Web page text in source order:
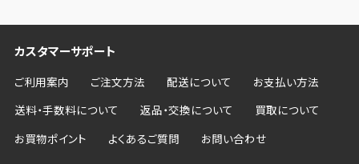
カスタマーサポート
ご利用案内 ご注文方法 配送について お支払い方法
送料・手数料について 返品・交換について 買取について
お買物ポイント よくあるご質問 お問い合わせ